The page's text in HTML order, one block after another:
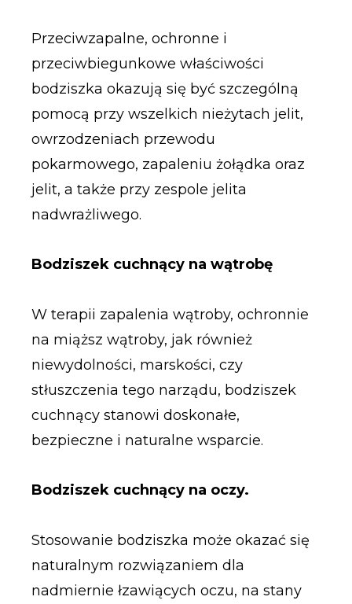
Przeciwzapalne, ochronne i
przeciwbiegunkowe właściwości
bodziszka okazują się być szczególną
pomocą przy wszelkich nieżytach jelit,
owrzodzeniach przewodu
pokarmowego, zapaleniu żołądka oraz
jelit, a także przy zespole jelita
nadwrażliwego.
Bodziszek cuchnący na wątrobę
W terapii zapalenia wątroby, ochronnie
na miąższ wątroby, jak również
niewydolności, marskości, czy
stłuszczenia tego narządu, bodziszek
cuchnący stanowi doskonałe,
bezpieczne i naturalne wsparcie.
Bodziszek cuchnący na oczy.
Stosowanie bodziszka może okazać się
naturalnym rozwiązaniem dla
nadmiernie łzawiących oczu, na stany